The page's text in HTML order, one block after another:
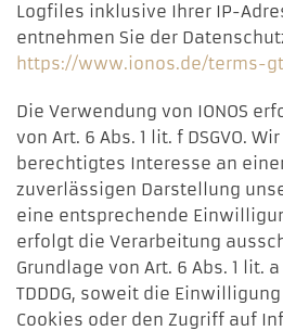
Logfiles inklusive Ihrer IP-
entnehmen Sie der
https://www.ionos.de/terms-
Die Verwendung von IONOS
von Art. 6 Abs. 1 lit. f DSGVO.
berechtigtes Interesse an
zuverlässigen Darstellung
eine entsprechende
erfolgt die Verarbeitung
Grundlage von Art. 6 Abs. 1 lit. a
TDDDG, soweit die
Cookies oder den Zugriff auf